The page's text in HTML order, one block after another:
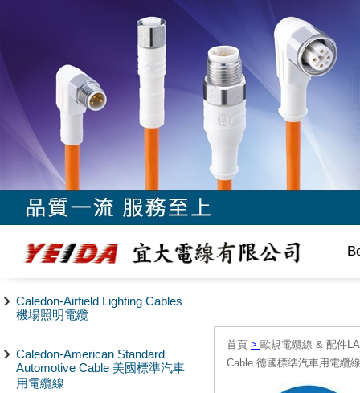
Caledon-Airfield Lighting Cables
機場照明電纜
Caledon-American Standard
Automotive Cable 美國標準汽車
用電纜線
首頁 > 歐規電纜線 & 配件
Cable 德國標準汽車用電纜線